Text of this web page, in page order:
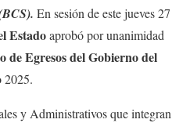
En sesión de este jueves 27
Estadoaprobó por unanimidad
de Egresos del Gobierno del
2025.
y Administrativos que integran